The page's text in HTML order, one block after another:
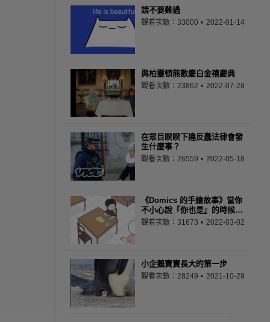
請不要難過
觀看次數：33000 2022-01-14
與柏靈頓熊歡慶白金禧慶典
觀看次數：23862 2022-07-28
在眾目睽睽下違反蠢法律會發
生什麼事？
觀看次數：26559 2022-05-18
《Domics 的手繪故事》當你
不小心說『你也是』的時候…
觀看次數：31673 2022-03-02
小企鵝寶寶長大的第一步
觀看次數：28249 2021-10-29